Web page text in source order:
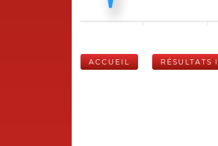
ACCUEIL RÉSULTATS